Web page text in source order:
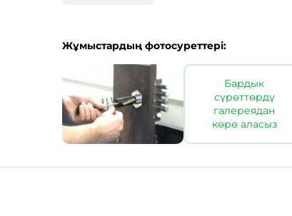
Жұмыстардың фотосуреттері:
Бардык
сүрөттөрдү
галереядан
көрө аласыз